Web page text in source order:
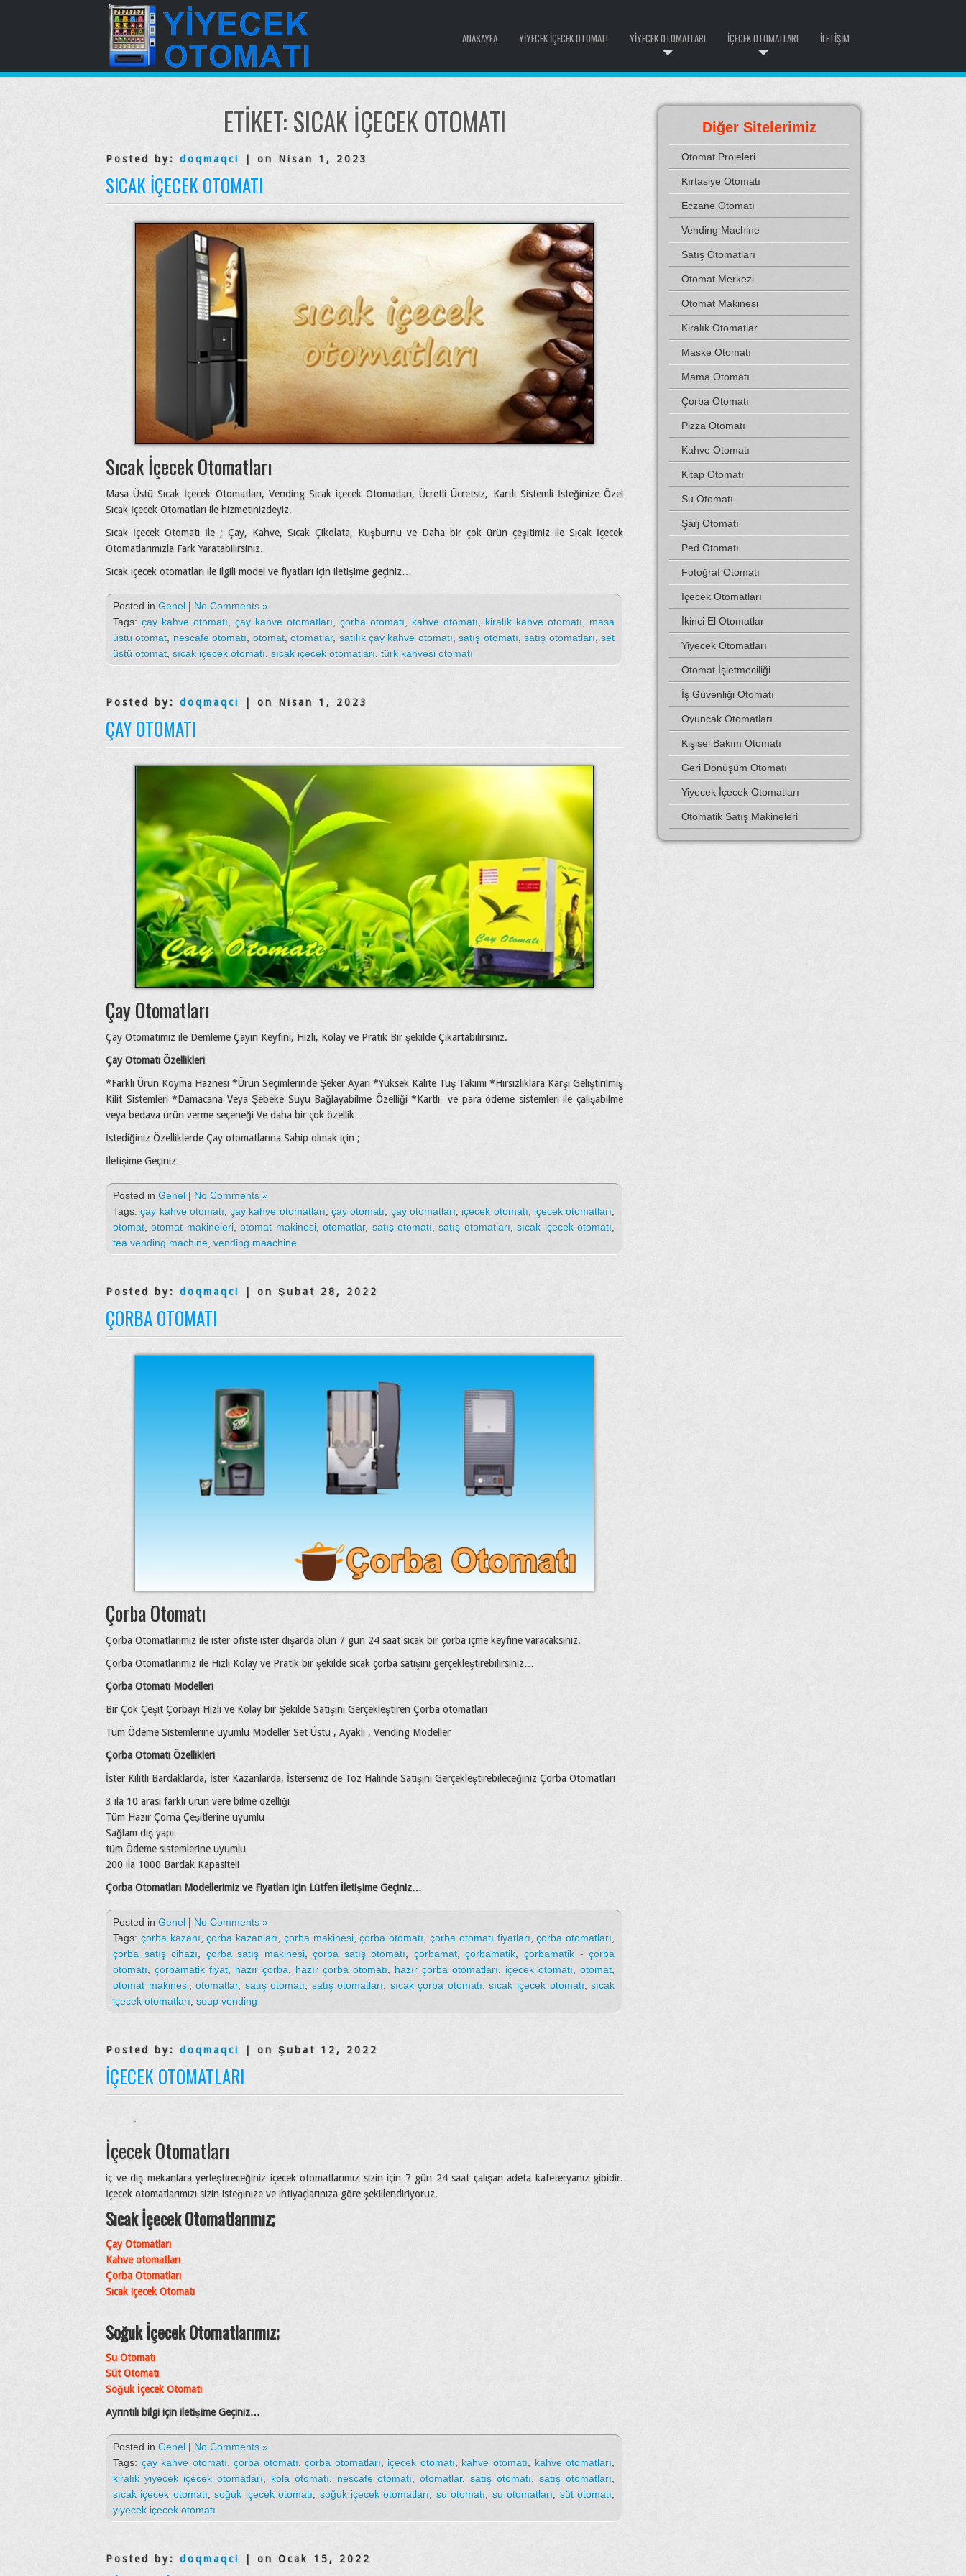
İLETIŞIM
İÇECEK OTOMATLARI
YIYECEK OTOMATLARI
YIYECEK İÇECEK OTOMATI
ANASAYFA
ETIKET:SICAK IÇECEK OTOMATI
Posted by: doqmaqci | on Nisan 1, 2023
SICAK İÇECEK OTOMATI
Sıcak İçecek Otomatları
Masa Üstü Sıcak İçecek Otomatları, Vending Sıcak içecek Otomatları, Ücretli Ücretsiz, Kartlı Sistemli İsteğinize Özel
Sıcak İçecek Otomatları ile hizmetinizdeyiz.
Sıcak İçecek Otomatı İle ; Çay, Kahve, Sıcak Çikolata, Kuşburnu ve Daha bir çok ürün çeşitimiz ile Sıcak İçecek
Otomatlarımızla Fark Yaratabilirsiniz.
Sıcak içecek otomatları ile ilgili model ve fiyatları için iletişime geçiniz…
Posted in Genel | No Comments »
Tags: çay kahve otomatı çay kahve otomatları çorba otomatı kahve otomatı kiralık kahve otomatı
masa
üstü otomat
nescafe otomatı otomat,otomatlar, satılık çay kahve otomatı ,satış otomatı ,satış otomatları ,set
üstü otomat sıcak içecek otomatı sıcak içecek otomatları türk kahvesi otomatı
Posted by: doqmaqci | on Nisan 1, 2023
ÇAY OTOMATI
Çay Otomatları
Çay Otomatımız ile Demleme Çayın Keyfini, Hızlı, Kolay ve Pratik Bir şekilde Çıkartabilirsiniz.
Çay Otomatı Özellikleri
*Farklı Ürün Koyma Haznesi *Ürün Seçimlerinde Şeker Ayarı *Yüksek Kalite Tuş Takımı *Hırsızlıklara Karşı Geliştirilmiş
Kilit Sistemleri *Damacana Veya Şebeke Suyu Bağlayabilme Özelliği *Kartlı ve para ödeme sistemleri ile çalışabilme
veya bedava ürün verme seçeneği Ve daha bir çok özellik…
İstediğiniz Özelliklerde Çay otomatlarına Sahip olmak için ;
İletişime Geçiniz…
Posted in Genel | No Comments »
Tags:çay kahve otomatı ,çay kahve otomatları ,çay otomatı çay otomatları içecek otomatı içecek otomatları
otomat ,otomat makineleri,otomat makinesi,otomatlar, satış otomatı ,satış otomatları ,sıcak içecek otomatı
tea vending machine vending maachine
Posted by: doqmaqci | on Şubat 28, 2022
ÇORBA OTOMATI
Çorba Otomatı
Çorba Otomatlarımız ile ister ofiste ister dışarda olun 7 gün 24 saat sıcak bir çorba içme keyfine varacaksınız.
Çorba Otomatlarımız ile Hızlı Kolay ve Pratik bir şekilde sıcak çorba satışını gerçekleştirebilirsiniz…
Çorba Otomatı Modelleri
Bir Çok Çeşit Çorbayı Hızlı ve Kolay bir Şekilde Satışını Gerçekleştiren Çorba otomatları
Tüm Ödeme Sistemlerine uyumlu Modeller Set Üstü , Ayaklı , Vending Modeller
Çorba Otomatı Özellikleri
İster Kilitli Bardaklarda, İster Kazanlarda, İsterseniz de Toz Halinde Satışını Gerçekleştirebileceğiniz Çorba Otomatları
3 ila 10 arası farklı ürün vere bilme özelliği
Tüm Hazır Çorna Çeşitlerine uyumlu
Sağlam dış yapı
tüm Ödeme sistemlerine uyumlu
200 ila 1000 Bardak Kapasiteli
Çorba Otomatları Modellerimiz ve Fiyatları için Lütfen İletişime Geçiniz…
Posted in Genel | No Comments »
Tags: çorba kazanı ,çorba kazanları çorba makinesi,çorba otomatı ,çorba otomatı fiyatları ,çorba otomatları
çorba satış cihazı
çorba satış makinesi,çorba satış otomatı çorbamat,çorbamatik
çorbamatik - çorba
otomatı
çorbamatik fiyat hazır çorba hazır çorba otomatı hazır çorba otomatları içecek otomatı otomat
otomat makinesi,otomatlar, satış otomatı satış otomatları sıcak çorba otomatı ,sıcak içecek otomatı ,sıcak
içecek otomatları soup vending
Posted by: doqmaqci | on Şubat 12, 2022
İÇECEK OTOMATLARI
İçecek Otomatları
iç ve dış mekanlara yerleştireceğiniz içecek otomatlarımız sizin için 7 gün 24 saat çalışan adeta kafeteryanız gibidir.
İçecek otomatlarımızı sizin isteğinize ve ihtiyaçlarınıza göre şekillendiriyoruz.
Sıcak İçecek Otomatlarımız;
Çay Otomatları
Kahve otomatları
Çorba Otomatları
Sıcak içecek Otomatı
Soğuk İçecek Otomatlarımız;
Su Otomatı
Süt Otomatı
Soğuk İçecek Otomatı
Ayrıntılı bilgi için iletişime Geçiniz…
Posted in Genel | No Comments »
Tags: çay kahve otomatı ,çorba otomatı ,çorba otomatları içecek otomatı kahve otomatı kahve otomatları
kiralık yiyecek içecek otomatları
kola otomatı nescafe otomatı ,otomatlar,satış otomatı ,satış otomatları
sıcak içecek otomatı ,soğuk içecek otomatı soğuk içecek otomatları su otomatı su otomatları süt otomatı
yiyecek içecek otomatı
Posted by: doqmaqci | on Ocak 15, 2022
Diğer Sitelerimiz
Otomat Projeleri
Kırtasiye Otomatı
Eczane Otomatı
Vending Machine
Satış Otomatları
Otomat Merkezi
Otomat Makinesi
Kiralık Otomatlar
Maske Otomatı
Mama Otomatı
Çorba Otomatı
Pizza Otomatı
Kahve Otomatı
Kitap Otomatı
Su Otomatı
Şarj Otomatı
Ped Otomatı
Fotoğraf Otomatı
İçecek Otomatları
İkinci El Otomatlar
Yiyecek Otomatları
Otomat İşletmeciliği
İş Güvenliği Otomatı
Oyuncak Otomatları
Kişisel Bakım Otomatı
Geri Dönüşüm Otomatı
Yiyecek İçecek Otomatları
Otomatik Satış Makineleri